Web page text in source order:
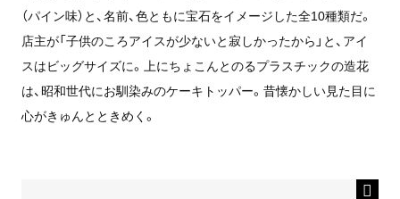
（パイン味）と、名前、色ともに宝石をイメージした全10種類だ。
店主が「子供のころアイスが少ないと寂しかったから」と、アイ
スはビッグサイズに。上にちょこんとのるプラスチックの造花
は、昭和世代にお馴染みのケーキトッパー。昔懐かしい見た目に
心がきゅんとときめく。